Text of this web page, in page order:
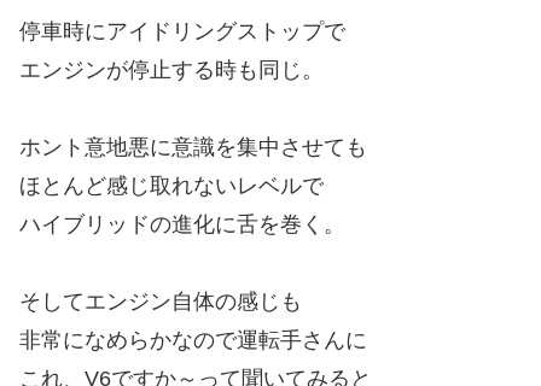
停車時にアイドリングストップで
エンジンが停止する時も同じ。
ホント意地悪に意識を集中させても
ほとんど感じ取れないレベルで
ハイブリッドの進化に舌を巻く。
そしてエンジン自体の感じも
非常になめらかなので運転手さんに
これ、V6ですか～って聞いてみると